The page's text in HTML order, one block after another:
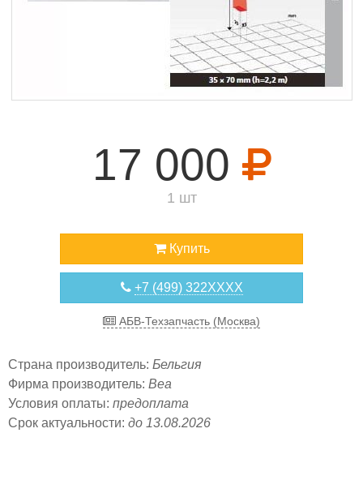
17 000
1 шт
Купить
+7 (499) 322XXXX
АБВ-Техзапчасть (Москва)
Страна производитель: Бельгия
Фирма производитель: Bea
Условия оплаты: предоплата
Срок актуальности: до 13.08.2026